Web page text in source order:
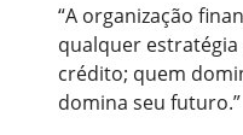
“A organização
qualquer
crédito; quem
domina seu futuro.”